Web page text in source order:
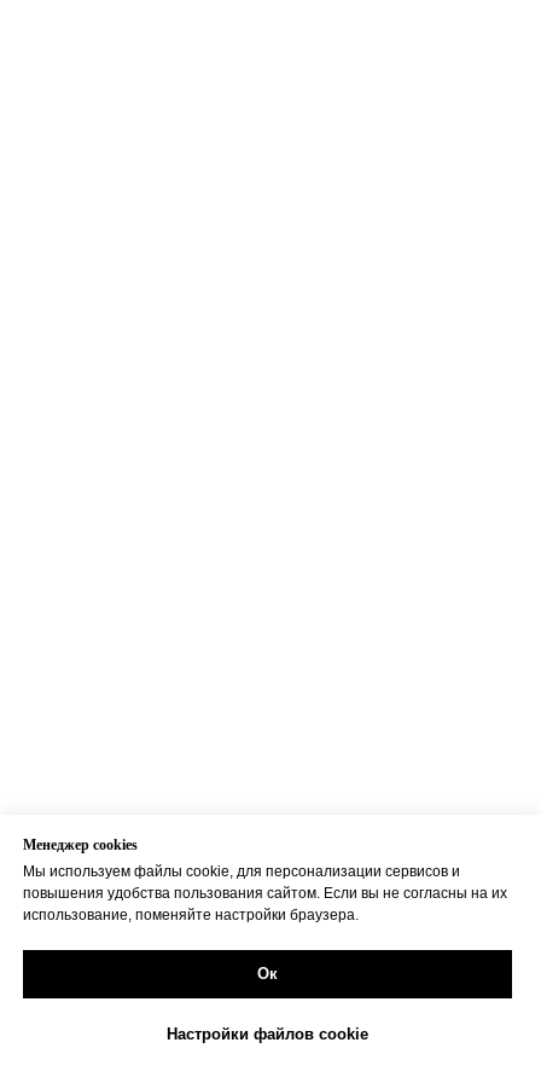
Mенеджер cookies
Мы используем файлы cookie, для персонализации сервисов и
повышения удобства пользования сайтом. Если вы не согласны на их
использование, поменяйте настройки браузера.
Ок
Настройки файлов cookie